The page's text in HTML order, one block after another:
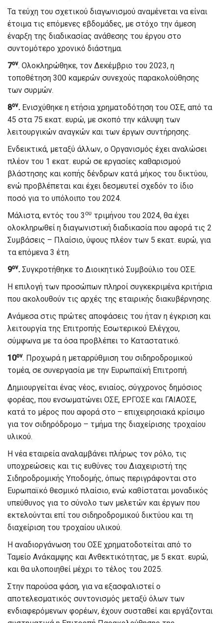
Τα τεύχη του σχετικού διαγωνισμού αναμένεται να είναι
έτοιμα τις επόμενες εβδομάδες, με στόχο την άμεση
έναρξη της διαδικασίας ανάθεσης του έργου στο
συντομότερο χρονικό διάστημα.
7ον. Ολοκληρώθηκε, τον Δεκέμβριο του 2023, η
τοποθέτηση 300 καμερών συνεχούς παρακολούθησης
των συρμών.
8ον. Ενισχύθηκε η ετήσια χρηματοδότηση του ΟΣΕ, από τα
45 στα 75 εκατ. ευρώ, με σκοπό την κάλυψη των
λειτουργικών αναγκών και των έργων συντήρησης.
Ενδεικτικά, μεταξύ άλλων, ο Οργανισμός έχει αναλώσει
πλέον του 1 εκατ. ευρώ σε εργασίες καθαρισμού
βλάστησης και κοπής δένδρων κατά μήκος του δικτύου,
ενώ προβλέπεται και έχει δεσμευτεί σχεδόν το ίδιο
ποσό για το υπόλοιπο του 2024.
Μάλιστα, εντός του 3 ου τριμήνου του 2024, θα έχει
ολοκληρωθεί η διαγωνιστική διαδικασία που αφορά τις 2
Συμβάσεις – Πλαίσιο, ύψους πλέον των 5 εκατ. ευρώ, για
τα επόμενα 3 έτη.
9ον. Συγκροτήθηκε το Διοικητικό Συμβούλιο του ΟΣΕ.
Η επιλογή των προσώπων πληροί συγκεκριμένα κριτήρια
που ακολουθούν τις αρχές της εταιρικής διακυβέρνησης.
Ανάμεσα στις πρώτες αποφάσεις του ήταν η έγκριση και
λειτουργία της Επιτροπής Εσωτερικού Ελέγχου,
σύμφωνα με τα όσα προβλέπει το Καταστατικό.
10ον. Προχωρά η μεταρρύθμιση του σιδηροδρομικού
τομέα, σε συνεργασία με την Ευρωπαϊκή Επιτροπή.
Δημιουργείται ένας νέος, ενιαίος, σύγχρονος δημόσιος
φορέας, που ενσωματώνει ΟΣΕ, ΕΡΓΟΣΕ και ΓΑΙΑΟΣΕ,
κατά το μέρος που αφορά στο – επιχειρησιακά κρίσιμο
για τον σιδηρόδρομο – τμήμα της διαχείρισης τροχαίου
υλικού.
Η νέα εταιρεία αναλαμβάνει πλήρως τον ρόλο, τις
υποχρεώσεις και τις ευθύνες του Διαχειριστή της
Σιδηροδρομικής Υποδομής, όπως περιγράφονται στο
Ευρωπαϊκό θεσμικό πλαίσιο, ενώ καθίσταται μοναδικός
υπεύθυνος για το σύνολο των μελετών και έργων που
εκτελούνται επί του σιδηροδρομικού δικτύου και τη
διαχείριση του τροχαίου υλικού.
Η αναδιοργάνωση του ΟΣΕ χρηματοδοτείται από το
Ταμείο Ανάκαμψης και Ανθεκτικότητας, με 5 εκατ. ευρώ,
και θα υλοποιηθεί μέχρι το τέλος του 2025.
Στην παρούσα φάση, για να εξασφαλιστεί ο
αποτελεσματικός συντονισμός μεταξύ όλων των
ενδιαφερόμενων φορέων, έχουν συσταθεί και εργάζονται